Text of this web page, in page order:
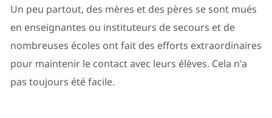
Un peu partout, des mères et des pères se sont mués
en enseignantes ou instituteurs de secours et de
nombreuses écoles ont fait des efforts extraordinaires
pour maintenir le contact avec leurs élèves. Cela n'a
pas toujours été facile.